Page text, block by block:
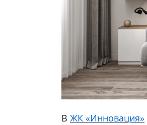
В ЖК «Инновация»